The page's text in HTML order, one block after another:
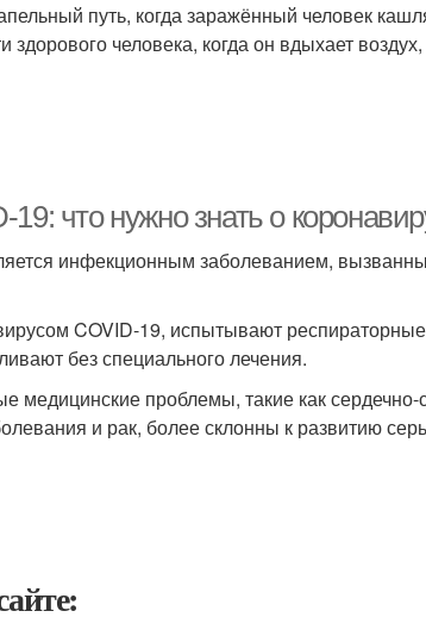
путь, когда заражённый человек
человека, когда он вдыхает
что нужно знать о
инфекционным заболеванием,
COVID-19, испытывают респираторные
без специального лечения.
медицинские проблемы, такие как
и рак, более склонны к развитию